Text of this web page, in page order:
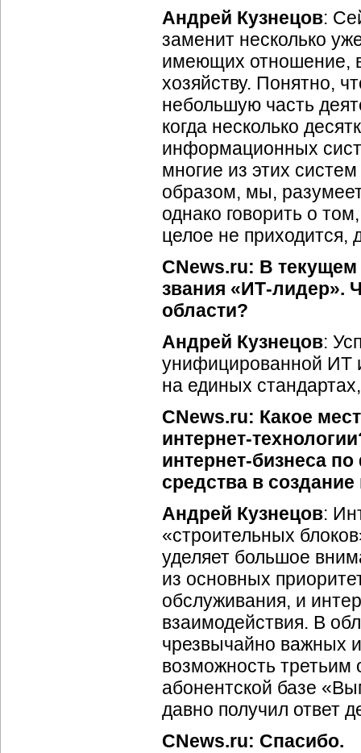
Андрей Кузнецов:
заменит несколько
имеющих отношение,
хозяйству. Понятно,
небольшую часть
когда несколько
информационных
многие из этих
образом, мы,
однако говорить о
целое не приходится,
CNews.ru: В
звания «ИТ-лидер».
области?
Андрей Кузнецов:
унифицированной ИТ
на единых
CNews.ru: Какое
интернет-технологии
интернет-бизнеса по
средства в
Андрей Кузнецов:
«строительных
уделяет большое
из основных
обслуживания, и
взаимодействия. В
чрезвычайно важных
возможность третьим
абонентской базе
давно получил ответ
CNews.ru: Спасибо.